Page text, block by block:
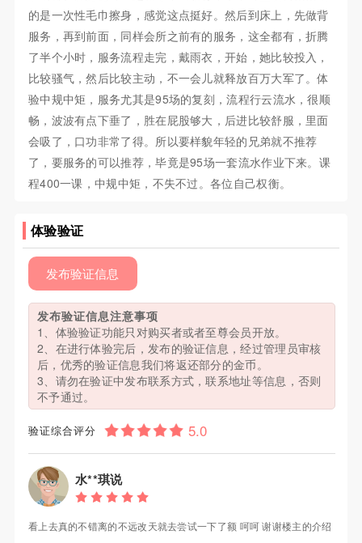
的是一次性毛巾擦身，感觉这点挺好。然后到床上，先做背
服务，再到前面，同样会所之前有的服务，这全都有，折腾
了半个小时，服务流程走完，戴雨衣，开始，她比较投入，
比较骚气，然后比较主动，不一会儿就释放百万大军了。体
验中规中矩，服务尤其是95场的复刻，流程行云流水，很顺
畅，波波有点下垂了，胜在屁股够大，后进比较舒服，里面
会吸了，口功非常了得。所以要样貌年轻的兄弟就不推荐
了，要服务的可以推荐，毕竟是95场一套流水作业下来。课
程400一课，中规中矩，不失不过。各位自己权衡。
体验验证
发布验证信息
发布验证信息注意事项
1、体验验证功能只对购买者或者至尊会员开放。
2、在进行体验完后，发布的验证信息，经过管理员审核
后，优秀的验证信息我们将返还部分的金币。
3、请勿在验证中发布联系方式，联系地址等信息，否则
不予通过。
验证综合评分
水**琪说
看上去真的不错离的不远改天就去尝试一下了额 呵呵 谢谢楼主的介绍